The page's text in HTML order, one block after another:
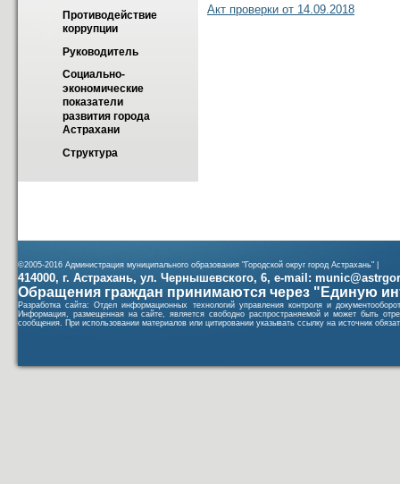
Противодействие
коррупции
Руководитель
Социально-
экономические
показатели
развития города
Астрахани
Структура
Акт проверки от 14.09.2018
©2005-2016 Администрация муниципального образования "Городской округ город Астрахань" |
414000, г. Астрахань, ул. Чернышевского, 6, e-mail:
Обращения граждан принимаются через "Единую
Разработка сайта: Отдел информационных технологий управления контроля и
Информация, размещенная на сайте, является свободно распространяемой и может быть
сообщения. При использовании материалов или цитировании указывать ссылку на источник